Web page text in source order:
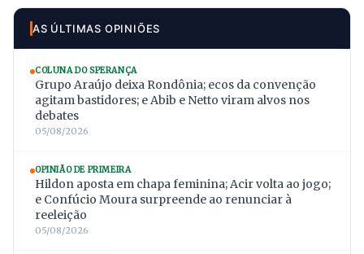
AS ÚLTIMAS OPINIÕES
COLUNA DO SPERANÇA
Grupo Araújo deixa Rondônia; ecos da convenção
agitam bastidores; e Abib e Netto viram alvos nos
debates
05/08/2026
OPINIÃO DE PRIMEIRA
Hildon aposta em chapa feminina; Acir volta ao jogo;
e Confúcio Moura surpreende ao renunciar à
reeleição
05/08/2026